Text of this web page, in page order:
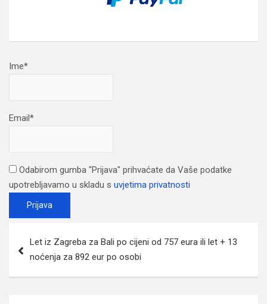
Ime*
Email*
Odabirom gumba "Prijava" prihvaćate da Vaše podatke
upotrebljavamo u skladu s uvjetima privatnosti
navigation
Let iz Zagreba za Bali po cijeni od 757 eura ili let + 13
noćenja za 892 eur po osobi